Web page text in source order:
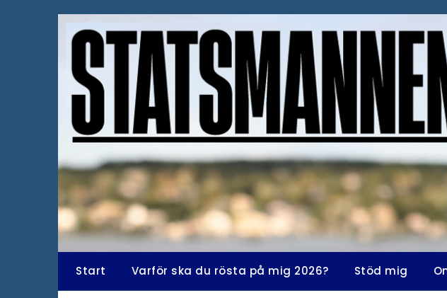
Start Varför ska du rösta på mig 2026? Stöd mig